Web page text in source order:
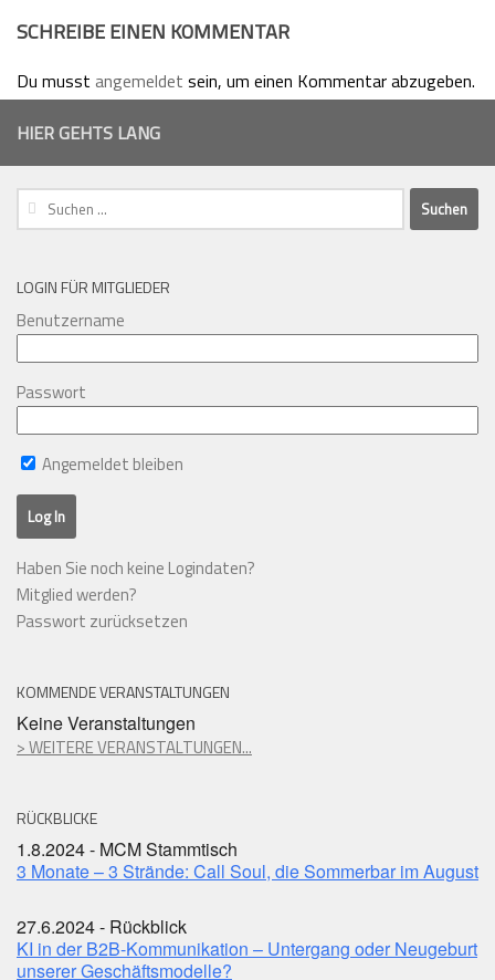
SCHREIBE EINEN KOMMENTAR
Du musst angemeldet sein, um einen Kommentar abzugeben.
HIER GEHTS LANG
Suchen
nach:
LOGIN FÜR MITGLIEDER
Benutzername
Passwort
Angemeldet bleiben
Haben Sie noch keine Logindaten?
Mitglied werden?
Passwort zurücksetzen
KOMMENDE VERANSTALTUNGEN
Keine Veranstaltungen
> WEITERE VERANSTALTUNGEN...
RÜCKBLICKE
1.8.2024 - MCM Stammtisch
3 Monate – 3 Strände: Call Soul, die Sommerbar im August
27.6.2024 - Rückblick
KI in der B2B-Kommunikation – Untergang oder Neugeburt
unserer Geschäftsmodelle?